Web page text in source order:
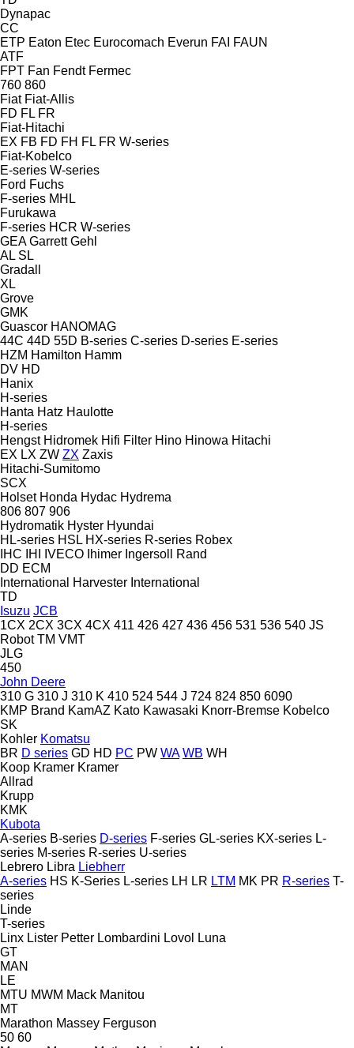
Dynapac
CC
ETP Eaton Etec Eurocomach Everun FAI FAUN
ATF
FPT Fan Fendt Fermec
760 860
Fiat Fiat-Allis
FD FL FR
Fiat-Hitachi
EX FB FD FH FL FR W-series
Fiat-Kobelco
E-series W-series
Ford Fuchs
F-series MHL
Furukawa
F-series HCR W-series
GEA Garrett Gehl
AL SL
Gradall
XL
Grove
GMK
Guascor HANOMAG
44C 44D 55D B-series C-series D-series E-series
HZM Hamilton Hamm
DV HD
Hanix
H-series
Hanta Hatz Haulotte
H-series
Hengst Hidromek Hifi Filter Hino Hinowa Hitachi
EX LX ZW ZX Zaxis
Hitachi-Sumitomo
SCX
Holset Honda Hydac Hydrema
806 807 906
Hydromatik Hyster Hyundai
HL-series HSL HX-series R-series Robex
IHC
IHI IVECO Ihimer Ingersoll Rand
DD ECM
International Harvester International
TD
Isuzu JCB
1CX 2CX 3CX 4CX 411 426 427 436 456 531 536 540 JS
Robot TM VMT
JLG
450
John Deere
310 G 310 J 310 K 410 524 544 J 724 824 850 6090
KMP Brand KamAZ Kato Kawasaki Knorr-Bremse Kobelco
SK
Kohler Komatsu
BR D series GD HD PC PW WA WB WH
Koop Kramer Kramer
Allrad
Krupp
KMK
Kubota
A-series B-series D-series F-series GL-series KX-series L-
series M-series R-series U-series
Lebrero Libra Liebherr
A-series HS K-Series L-series LH LR LTM MK PR R-series T-
series
Linde
T-series
Linx Lister Petter Lombardini Lovol
Luna
GT
MAN
LE
MTU MWM Mack Manitou
MT
Marathon Massey Ferguson
50 60